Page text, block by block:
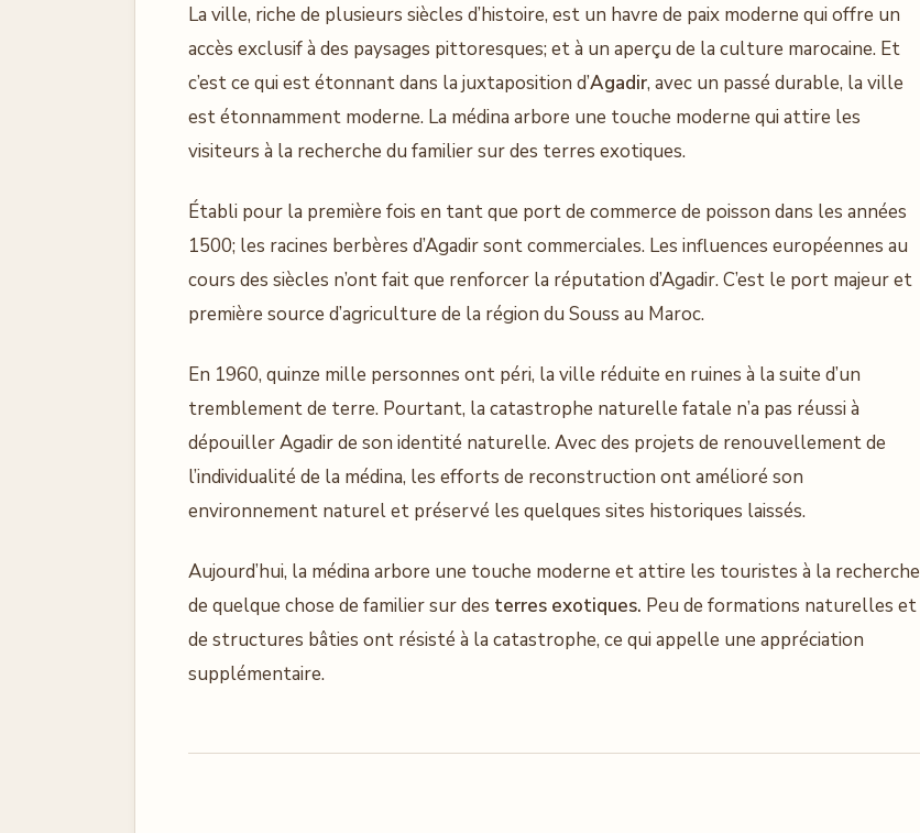
La ville, riche de plusieurs siècles d’histoire, est un havre de paix moderne qui offre un
accès exclusif à des paysages pittoresques; et à un aperçu de la culture marocaine. Et
c’est ce qui est étonnant dans la juxtaposition d’Agadir, avec un passé durable, la ville
est étonnamment moderne. La médina arbore une touche moderne qui attire les
visiteurs à la recherche du familier sur des terres exotiques.
Établi pour la première fois en tant que port de commerce de poisson dans les années
1500; les racines berbères d’Agadir sont commerciales. Les influences européennes au
cours des siècles n’ont fait que renforcer la réputation d’Agadir. C’est le port majeur et
première source d’agriculture de la région du Souss au Maroc.
En 1960, quinze mille personnes ont péri, la ville réduite en ruines à la suite d’un
tremblement de terre. Pourtant, la catastrophe naturelle fatale n’a pas réussi à
dépouiller Agadir de son identité naturelle. Avec des projets de renouvellement de
l’individualité de la médina, les efforts de reconstruction ont amélioré son
environnement naturel et préservé les quelques sites historiques laissés.
Aujourd’hui, la médina arbore une touche moderne et attire les touristes à la recherche
de quelque chose de familier sur des terres exotiques. Peu de formations naturelles et
de structures bâties ont résisté à la catastrophe, ce qui appelle une appréciation
supplémentaire.